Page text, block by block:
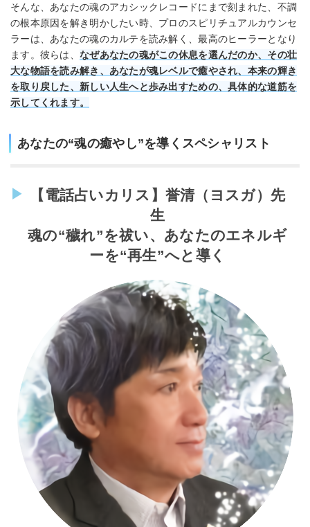
そんな、あなたの魂のアカシックレコードにまで刻まれた、不調
の根本原因を解き明かしたい時、プロのスピリチュアルカウンセ
ラーは、あなたの魂のカルテを読み解く、最高のヒーラーとなり
ます。彼らは、 なぜあなたの魂がこの休息を選んだのか、その壮
大な物語を読み解き、あなたが魂レベルで癒やされ、本来の輝き
を取り戻した、新しい人生へと歩み出すための、具体的な道筋を
示してくれます。
あなたの“魂の癒やし”を導くスペシャリスト
【電話占いカリス】誉清（ヨスガ）先
生
魂の“穢れ”を祓い、あなたのエネルギ
ーを“再生”へと導く